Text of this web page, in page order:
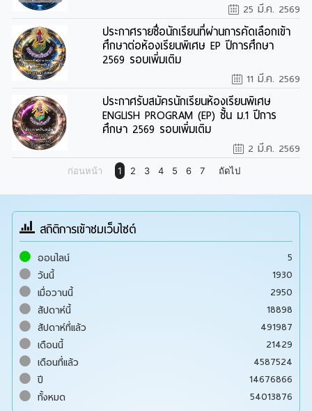
25 มี.ค. 2569
ประกาศรายชื่อนักเรียนที่ผ่านการคัดเลือกเข้า
ศึกษาต่อห้องเรียนพิเศษ EP ปีการศึกษา
2569 รอบเพิ่มเติม
11 มี.ค. 2569
ประกาศรับสมัครนักเรียนห้องเรียนพิเศษ
ENGLISH PROGRAM (EP) ชั้น ม.1 ปีการ
ศึกษา 2569 รอบเพิ่มเติม
2 มี.ค. 2569
ก่อนหน้า 1 2 3 4 5 6 7 ถัดไป
สถิติการเข้าชมเว็บไซต์
ออนไลน์
5
วันนี้
1930
เมื่อวานนี้
2950
สัปดาห์นี้
18898
สัปดาห์ที่แล้ว
491987
เดือนนี้
21429
เดือนที่แล้ว
4587524
ปี
14676866
ทั้งหมด
54013876